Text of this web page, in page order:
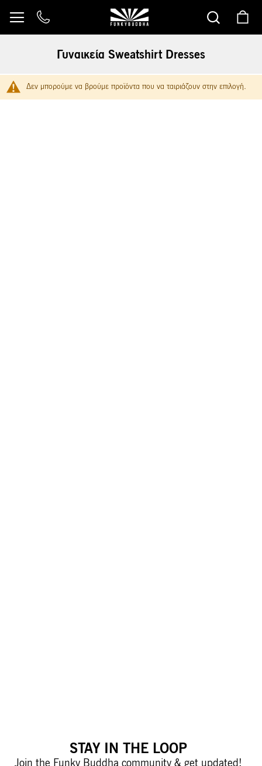
στο
Δεν μπορούμε να βρούμε προϊόντα που να ταιριάζουν στην επιλογή.
Γυναικεία Sweatshirt Dresses
STAY IN THE LOOP
Join the Funky Buddha community & get updated!